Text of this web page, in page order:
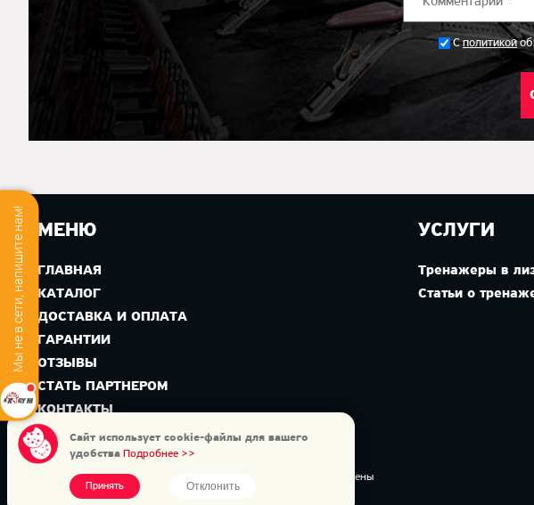
* Сполитикой
МЕНЮ
ГЛАВНАЯ
КАТАЛОГ
ДОСТАВКА И ОПЛАТА
ГАРАНТИИ
ОТЗЫВЫ
СТАТЬ ПАРТНЕРОМ
КОНТАКТЫ
УСЛУГИ
Тренажеры в
Статьи о
Copyright © 2026 Интернет-магазин AXGYM. Все права защищены
Официальный дилер
Сайт использует cookie-файлы для вашего
удобства Подробнее >>
Принять Отклонить
Мы не в сети, напишите нам!